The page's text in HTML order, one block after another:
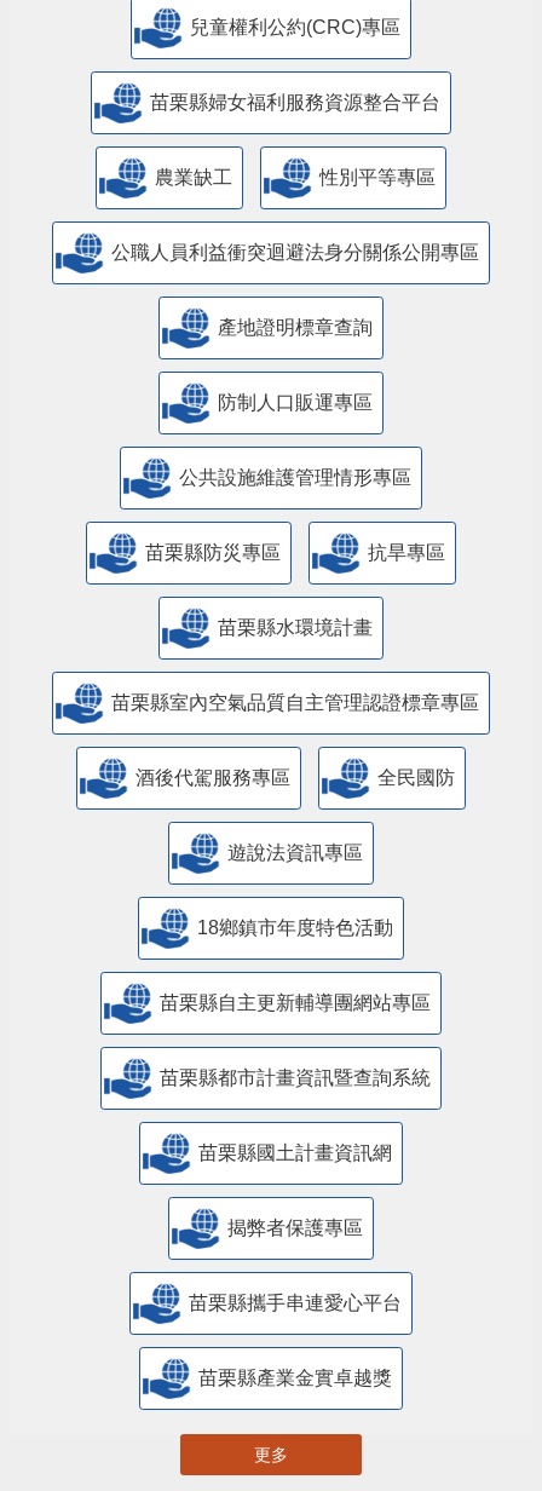
兒童權利公約(CRC)專區
苗栗縣婦女福利服務資源整合平台
農業缺工 性別平等專區
公職人員利益衝突迴避法身分關係公開專區
產地證明標章查詢
防制人口販運專區
​公共設施維護管理情形專區
苗栗縣防災專區 抗旱專區
苗栗縣水環境計畫
苗栗縣室內空氣品質自主管理認證標章專區
酒後代駕服務專區 全民國防
遊說法資訊專區
18鄉鎮市年度特色活動
苗栗縣自主更新輔導團網站專區
苗栗縣都市計畫資訊暨查詢系統
苗栗縣國土計畫資訊網
揭弊者保護專區
苗栗縣攜手串連愛心平台
苗栗縣產業金實卓越獎
更多